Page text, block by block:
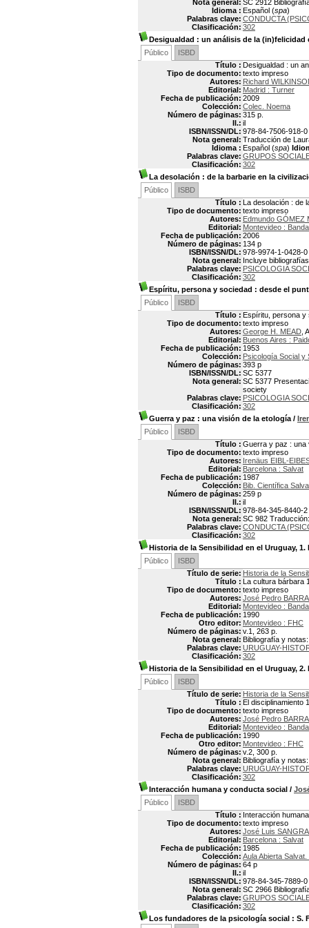
Nota general: SC 2912
Idioma : Español (spa)
Palabras clave: CONDUCTA
Clasificación: 302
Desigualdad : un análisis de la (in)felicidad
Público
ISBD
Título : Desigualdad : un
Tipo de documento: texto impreso
Autores: Richard
Editorial: Madrid : Turner
Fecha de publicación: 2009
Colección: Colec. Noema
Número de páginas: 315 p.
Il.: il
ISBN/ISSN/DL: 978-84-7506-918-0
Nota general: Traducción de
Idioma : Español (spa)
Palabras clave: GRUPOS
Clasificación: 302
La desolación : de la barbarie en la
Público
ISBD
Título : La desolación : de
Tipo de documento: texto impreso
Autores: Edmundo GÓMEZ
Editorial: Montevideo :
Fecha de publicación: 2006
Número de páginas: 134 p
ISBN/ISSN/DL: 978-9974-1-0428-0
Nota general: Incluye bibliografías
Palabras clave: PSICOLOGIA
Clasificación: 302
Espíritu, persona y sociedad : desde el
Público
ISBD
Título : Espíritu, persona y
Tipo de documento: texto impreso
Autores: George H. MEAD ,
Editorial: Buenos Aires :
Fecha de publicación: 1953
Colección: Psicología Social y
Número de páginas: 393 p
ISBN/ISSN/DL: SC 5377
Nota general: SC 5377
society
Palabras clave: PSICOLOGIA
Clasificación: 302
Guerra y paz : una visión de la etología /
Público
ISBD
Título : Guerra y paz : una
Tipo de documento: texto impreso
Autores: Irenäus EIBL-
Editorial: Barcelona : Salvat
Fecha de publicación: 1987
Colección: Bib. Científica
Número de páginas: 259 p
Il.: il
ISBN/ISSN/DL: 978-84-345-8440-2
Nota general: SC 982
Palabras clave: CONDUCTA
Clasificación: 302
Historia de la Sensibilidad en el Uruguay, 1.
Público
ISBD
Título de serie: Historia de la
Título : La cultura bárbara
Tipo de documento: texto impreso
Autores: José Pedro
Editorial: Montevideo :
Fecha de publicación: 1990
Otro editor: Montevideo : FHC
Número de páginas: v.1, 263 p.
Nota general: Bibliografía y
Palabras clave: URUGUAY-
Clasificación: 302
Historia de la Sensibilidad en el Uruguay,
Público
ISBD
Título de serie: Historia de la
Título : El disciplinamiento
Tipo de documento: texto impreso
Autores: José Pedro
Editorial: Montevideo :
Fecha de publicación: 1990
Otro editor: Montevideo : FHC
Número de páginas: v.2, 300 p.
Nota general: Bibliografía y
Palabras clave: URUGUAY-
Clasificación: 302
Interacción humana y conducta social /
Público
ISBD
Título : Interacción
Tipo de documento: texto impreso
Autores: José Luis
Editorial: Barcelona : Salvat
Fecha de publicación: 1985
Colección: Aula Abierta
Número de páginas: 64 p
Il.: il
ISBN/ISSN/DL: 978-84-345-7889-0
Nota general: SC 2966
Palabras clave: GRUPOS
Clasificación: 302
Los fundadores de la psicología social : S.